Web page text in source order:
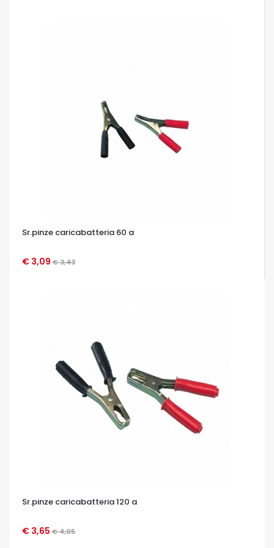
Sr.pinze caricabatteria 60 a
€ 3,09 € 3,43
OCCHIATA VELOCE
Sr.pinze caricabatteria 120 a
€ 3,65 € 4,05
OCCHIATA VELOCE